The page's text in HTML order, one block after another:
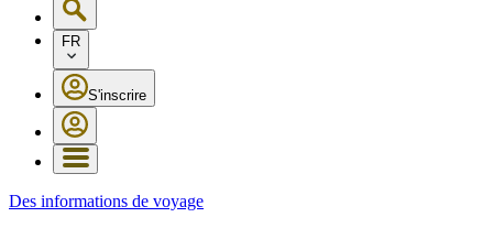
FR
S'inscrire
Des informations de voyage